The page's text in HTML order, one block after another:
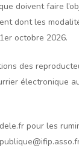
doivent faire
dont les
octobre 2026.
des
électronique
pour les